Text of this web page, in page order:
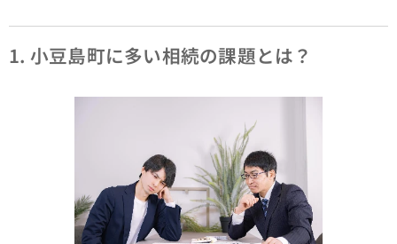
1. 小豆島町に多い相続の課題とは？